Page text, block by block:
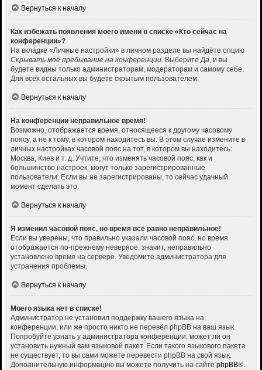
Вернуться к началу
Как избежать появления моего имени в списке «Кто сейчас на
конференции»?
На вкладке «Личные настройки» в личном разделе вы найдёте опцию
Скрывать моё пребывание на конференции. ВыберитеДа, и вы
будете видны только администраторам, модераторам и самому себе.
Для всех остальных вы будете скрытым пользователем.
Вернуться к началу
На конференции неправильное время!
Возможно, отображается время, относящееся к другому часовому
поясу, а не к тому, в котором находитесь вы. В этом случае измените в
личных настройках часовой пояс на тот, в котором вы находитесь:
Москва, Киев и т. д. Учтите, что изменять часовой пояс, как и
большинство настроек, могут только зарегистрированные
пользователи. Если вы не зарегистрированы, то сейчас удачный
момент сделать это.
Вернуться к началу
Я изменил часовой пояс, но время всё равно неправильное!
Если вы уверены, что правильно указали часовой пояс, но время
отображается по-прежнему неверное, значит, неправильно
установлено время на сервере. Уведомите администратора для
устранения проблемы.
Вернуться к началу
Моего языка нет в списке!
Администратор не установил поддержку вашего языка на
конференции, или же просто никто не перевёл phpBB на ваш язык.
Попробуйте узнать у администратора конференции, может ли он
установить нужный вам языковой пакет. Если такого языкового пакета
не существует, то вы сами можете перевести phpBB на свой язык.
Дополнительную информацию вы можете получить на сайте phpBB®.